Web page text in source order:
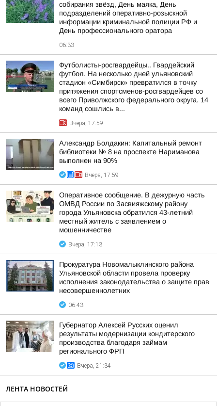
собирания звёзд, День маяка, День
подразделений оперативно-розыскной
информации криминальной полиции РФ и
День профессионального оратора
06:33
Футболисты-росгвардейцы.. Гвардейский
футбол. На несколько дней ульяновский
стадион «Симбирск» превратился в точку
притяжения спортсменов-росгвардейцев со
всего Приволжского федерального округа. 14
команд сошлись в...
Вчера, 17:59
Александр Болдакин: Капитальный ремонт
библиотеки № 8 на проспекте Нариманова
выполнен на 90%
Вчера, 17:59
Оперативное сообщение. В дежурную часть
ОМВД России по Засвияжскому району
города Ульяновска обратился 43-летний
местный житель с заявлением о
мошенничестве
Вчера, 17:13
Прокуратура Новомалыклинского района
Ульяновской области провела проверку
исполнения законодательства о защите прав
несовершеннолетних
06:43
Губернатор Алексей Русских оценил
результаты модернизации кондитерского
производства благодаря займам
регионального ФРП
Вчера, 21:34
ЛЕНТА НОВОСТЕЙ